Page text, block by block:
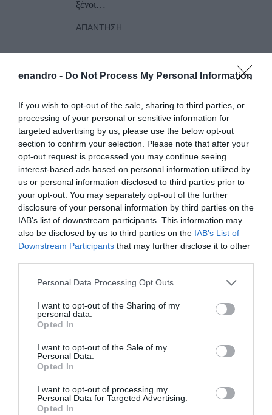
enandro - Do Not Process My Personal Information
If you wish to opt-out of the sale, sharing to third parties, or
processing of your personal or sensitive information for
targeted advertising by us, please use the below opt-out
section to confirm your selection. Please note that after your
opt-out request is processed you may continue seeing
interest-based ads based on personal information utilized by
us or personal information disclosed to third parties prior to
your opt-out. You may separately opt-out of the further
disclosure of your personal information by third parties on the
IAB’s list of downstream participants. This information may
also be disclosed by us to third parties on the IAB’s List of
Downstream Participants that may further disclose it to other
Please note that this website/app uses one or more Google
not limited to your visit or usage behaviour. You may click to
grant or deny consent to Google and its third-party tags to
use your data for below specified purposes in below Google
consent section.
Personal Data Processing Opt Outs
I want to opt-out of the Sharing of my
personal data.
Opted In
I want to opt-out of the Sale of my
Personal Data.
Opted In
I want to opt-out of processing my
Personal Data for Targeted Advertising.
Opted In
ξένοι…
ΑΠΆΝΤΗΣΗ
Επαγγελματίας
Αγαπητέ μου εσείς τελικά από που πήρατε
στοιχεία; από τις εταιρείες η από το
λιμεναρχείο; ούτε και εσείς ξέρετε από που τα
πήρατε …για την προστασία προσωπικών
δεδομένων μάλλον δεν θα έχετε ακούσει
κάτι…Που θα μας πείτε κιόλας ότι σας δώσανε
και ονόματα…. Εντάξει μπορεί να μην είμαστε
ιδια ηλικία αλλά αφήστε να ξερω κατι
παραπανω .Επίσης πάλι δεν λετε τίποτα για την
πήραμε από τις εταιρείες. Δεν πήραμε δελτία
Και συγκεντρωτικά στοιχεία από το
έχεις μάλλον κάνει ποτέ έρευνα.
ΥΓ Για όποιες άλλες απορίες πάρτε μας